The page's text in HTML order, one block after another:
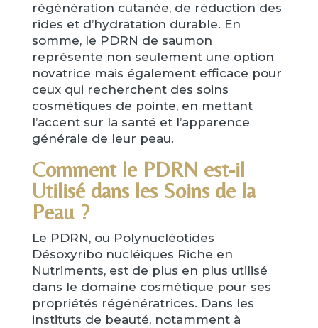
régénération cutanée, de réduction des
rides et d’hydratation durable. En
somme, le PDRN de saumon
représente non seulement une option
novatrice mais également efficace pour
ceux qui recherchent des soins
cosmétiques de pointe, en mettant
l’accent sur la santé et l’apparence
générale de leur peau.
Comment le PDRN est-il
Utilisé dans les Soins de la
Peau ?
Le PDRN, ou Polynucléotides
Désoxyribo nucléiques Riche en
Nutriments, est de plus en plus utilisé
dans le domaine cosmétique pour ses
propriétés régénératrices. Dans les
instituts de beauté, notamment à